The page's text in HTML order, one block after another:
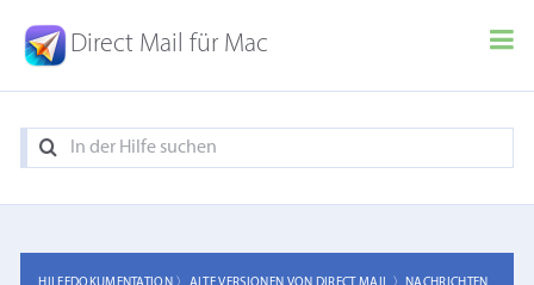
Direct Mail für Mac